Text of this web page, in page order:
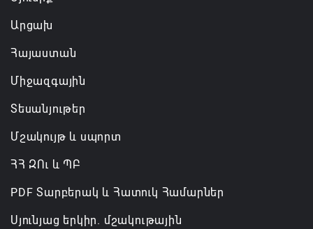
ազատվել է պաշտոնից
06.08.2026 14:16
նախարարությունների անվանումները
06.08.2026 12:45
Արցախ
Հայաստան
Միջազգային
Տեսանյութեր
Մշակույթ և սպորտ
ՀՀ ԶՈւ և ՊԲ
PDF Տարբերակ և Հատուկ Համարներ
Սյունյաց երկիր. մշակութային